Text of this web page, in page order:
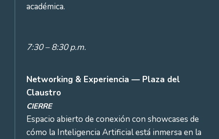
académica.
7:30 – 8:30 p.m.
Networking & Experiencia — Plaza del
Claustro
CIERRE
Espacio abierto de conexión con showcases de
cómo la Inteligencia Artificial está inmersa en la